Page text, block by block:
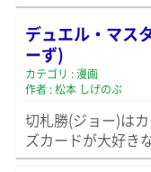
デュエル・マス
ーず)
カテゴリ : 漫画
作者 : 松本 しげのぶ
切札勝(ジョー)は
ズカードが大好き